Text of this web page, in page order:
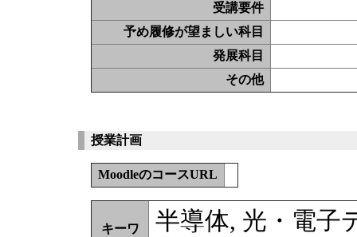
受講要件
予め履修が望ましい科目
発展科目
その他
授業計画
MoodleのコースURL
キーワ
半導体, 光・電子